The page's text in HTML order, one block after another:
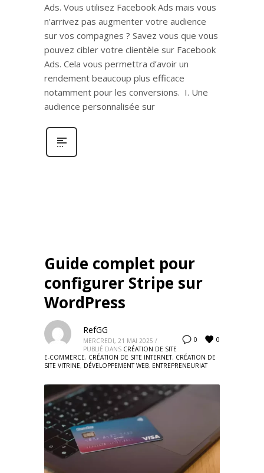
Ads. Vous utilisez Facebook Ads mais vous
n’arrivez pas augmenter votre audience
sur vos compagnes ? Savez vous que vous
pouvez cibler votre clientèle sur Facebook
Ads. Cela vous permettra d’avoir un
rendement beaucoup plus efficace
notamment pour les conversions. I. Une
audience personnalisée sur
Guide complet pour
configurer Stripe sur
WordPress
0 0
RefGG
MERCREDI, 21 MAI 2025 /
PUBLIÉ DANS CRÉATION DE SITE
E-COMMERCE, CRÉATION DE SITE INTERNET, CRÉATION DE
SITE VITRINE, DÉVELOPPEMENT WEB, ENTREPRENEURIAT